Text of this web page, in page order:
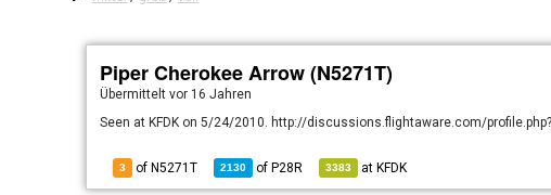
Piper Cherokee Arrow (N5271T)
Übermitteltvor 16 Jahren
Seen at KFDK on 5/24/2010. http://discussions.flightaware.com/
3 of N5271T 2130 of P28R 3383 at KFDK